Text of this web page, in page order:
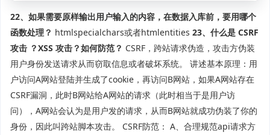
22、如果需要原样输出用户输入的内容，在数据入库前，要用哪个
函数处理？ htmlspecialchars或者htmlentities 23、什么是 CSRF
攻击 ？XSS 攻击？如何防范？ CSRF，跨站请求伪造，攻击方伪装
用户身份发送请求从而窃取信息或者破坏系统。 讲述基本原理：用
户访问A网站登陆并生成了cookie，再访问B网站，如果A网站存在
CSRF漏洞，此时B网站给A网站的请求（此时相当于是用户访
问），A网站会认为是用户发的请求，从而B网站就成功伪装了你的
身份，因此叫跨站脚本攻击。 CSRF防范： A、合理规范api请求方